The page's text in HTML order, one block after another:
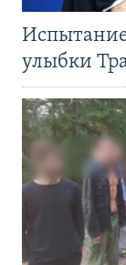
улыбки